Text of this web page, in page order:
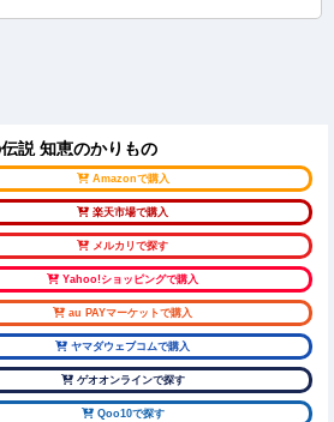
説 知恵のかりもの
Amazonで購入
楽天市場で購入
メルカリで探す
Yahoo!ショッピングで購入
au PAYマーケットで購入
ヤマダウェブコムで購入
ゲオオンラインで探す
Qoo10で探す